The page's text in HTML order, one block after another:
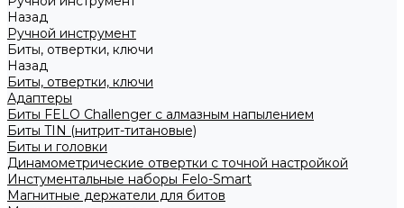
Назад
Ручной инструмент
Биты, отвертки, ключи
Назад
Биты, отвертки, ключи
Адаптеры
Биты FELO Challenger с алмазным напылением
Биты TIN (нитрит-титановые)
Биты и головки
Динамометрические отвертки с точной настройкой
Инстументальные наборы Felo-Smart
Магнитные держатели для битов